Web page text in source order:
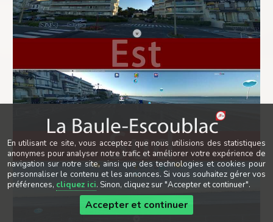
En utilisant ce site, vous acceptez que nous utilisions des statistiques
anonymes pour analyser notre trafic et améliorer votre expérience de
navigation sur notre site, ainsi que des technologies et cookies pour
personnaliser le contenu et les annonces. Si vous souhaitez gérer vos
préférences, cliquez ici. Sinon, cliquez sur "Accepter et continuer".
Accepter et continuer